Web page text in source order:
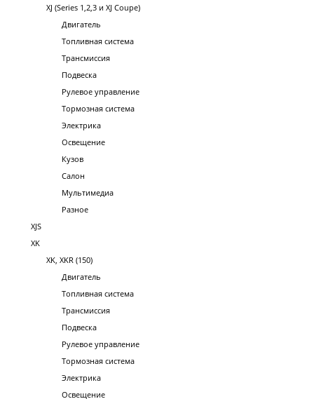
XJ (Series 1,2,3 и XJ Coupe)
Двигатель
Топливная система
Трансмиссия
Подвеска
Рулевое управление
Тормозная система
Электрика
Освещение
Кузов
Салон
Мультимедиа
Разное
XJS
XK
XK, XKR (150)
Двигатель
Топливная система
Трансмиссия
Подвеска
Рулевое управление
Тормозная система
Электрика
Освещение